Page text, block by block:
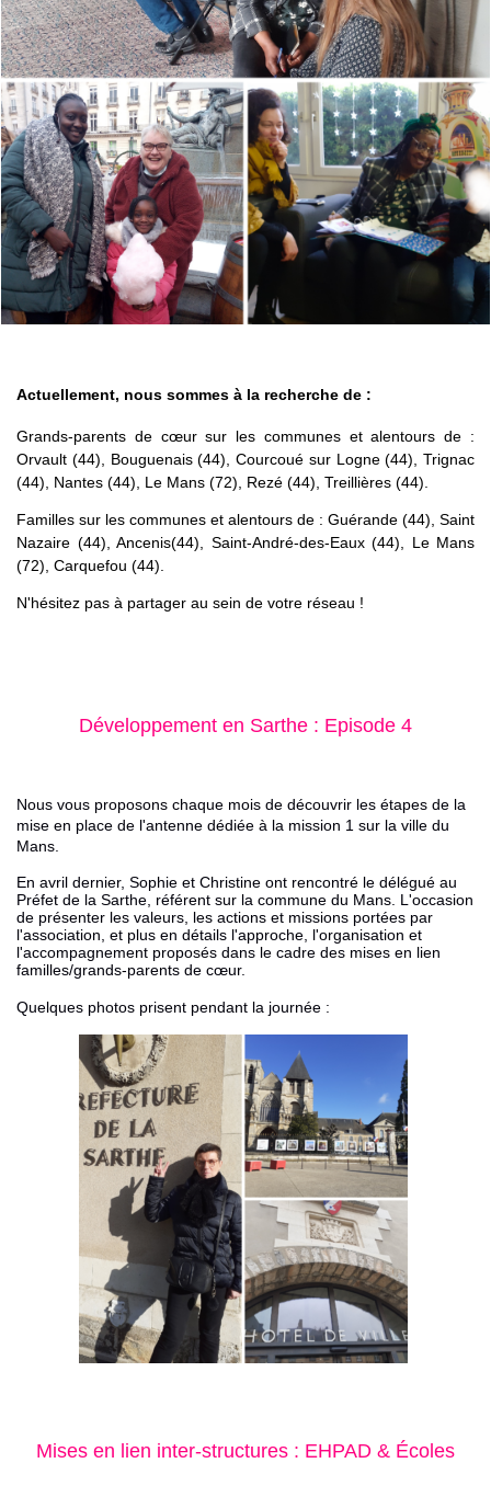
Actuellement, nous sommes à la recherche de :
Grands-parents de cœur sur les communes et alentours de :
Orvault (44), Bouguenais (44), Courcoué sur Logne(44), Trignac
(44), Nantes (44), Le Mans (72), Rezé (44), Treillières (44).
Familles sur les communes et alentours de : Guérande (44), Saint
Nazaire (44), Ancenis(44), Saint-André-des-Eaux (44), Le Mans
(72), Carquefou (44).
N'hésitez pas à partager au sein de votre réseau !
Développement en Sarthe : Episode 4
Nous vous proposons chaque mois de découvrir les étapes de la
mise en place de l'antenne dédiée à la mission 1 sur la ville du
Mans.
En avril dernier, Sophie et Christine ont rencontré le délégué au
Préfet de la Sarthe, référent sur la commune du Mans. L'occasion
de présenter les valeurs, les actions et missions portées par
l'association, et plus en détails l'approche, l'organisation et
l'accompagnement proposés dans le cadre des mises en lien
familles/grands-parents de cœur.
Quelques photos prisent pendant la journée :
Mises en lien inter-structures : EHPAD & Écoles